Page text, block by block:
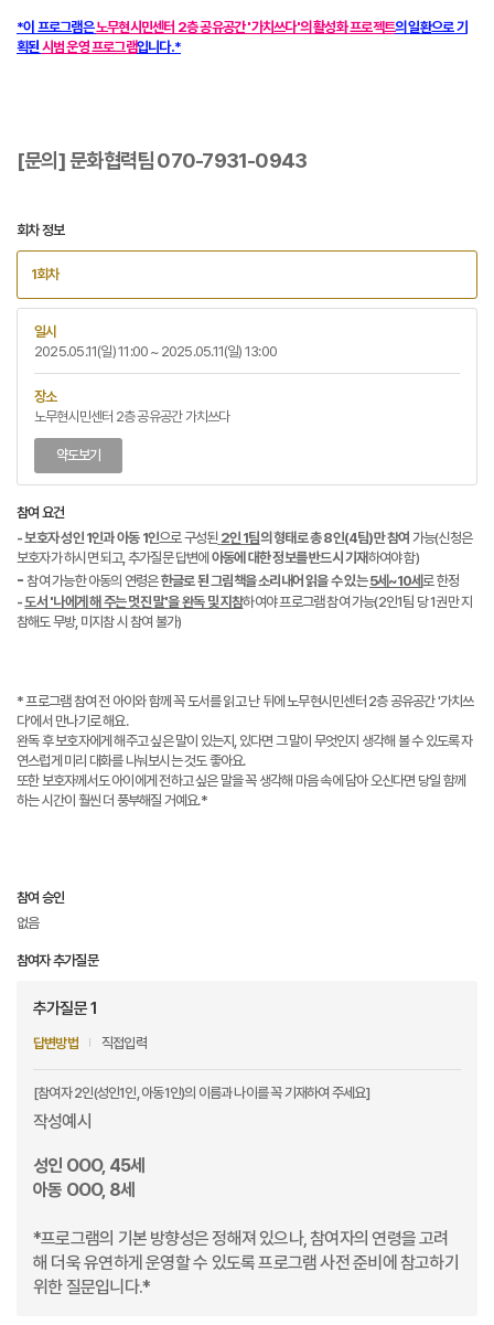
*이 프로그램은노무현시민센터 2층 공유공간 '가치쓰다'의 활성화 프로젝트의 일환으로 기
획된 시범 운영 프로그램입니다.*
[문의] 문화협력팀 070-7931-0943
회차 정보
1회차
일시
2025.05.11(일) 11:00 ~ 2025.05.11(일) 13:00
장소
노무현시민센터 2층 공유공간 가치쓰다
약도보기
참여 요건
- 보호자 성인 1인과 아동 1인으로 구성된 2인 1팀의 형태로 총 8인(4팀)만 참여 가능(신청은
보호자가 하시면 되고, 추가질문 답변에 아동에 대한 정보를 반드시 기재하여야 함)
-참여 가능한 아동의 연령은한글로 된 그림책을 소리내어 읽을 수 있는5세~10세로 한정
- 도서 '나에게 해 주는 멋진 말'을 완독 및 지참하여야 프로그램 참여 가능(2인1팀 당 1권만 지
참해도 무방, 미지참 시 참여 불가)
* 프로그램 참여 전 아이와 함께 꼭 도서를 읽고 난 뒤에 노무현시민센터 2층 공유공간 '가치쓰
다'에서 만나기로 해요.
완독 후 보호자에게 해주고 싶은 말이 있는지, 있다면 그 말이 무엇인지 생각해 볼 수 있도록 자
연스럽게 미리 대화를 나눠보시는 것도 좋아요.
또한 보호자께서도 아이에게 전하고 싶은 말을 꼭 생각해 마음 속에 담아 오신다면 당일 함께
하는 시간이 훨씬 더 풍부해질 거예요.*
참여 승인
없음
참여자 추가질문
추가질문 1
답변방법 직접입력
[참여자 2인(성인1인, 아동1인)의 이름과 나이를 꼭 기재하여 주세요]
작성예시
성인 OOO, 45세
아동 OOO, 8세
*프로그램의 기본 방향성은 정해져 있으나, 참여자의 연령을 고려
해 더욱 유연하게 운영할 수 있도록 프로그램 사전 준비에 참고하기
위한 질문입니다.*